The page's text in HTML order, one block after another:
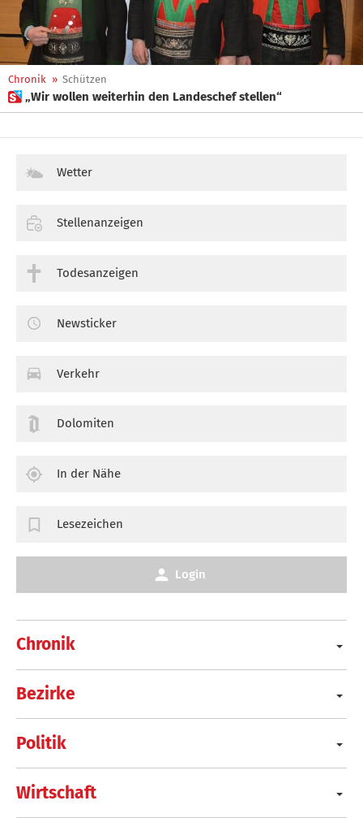
Chronik » Schützen
 „Wir wollen weiterhin den Landeschef stellen“
Chronik
Bezirke
Politik
Wirtschaft
Wetter
Stellenanzeigen
Todesanzeigen
Newsticker
Verkehr
Dolomiten
In der Nähe
Lesezeichen
Login